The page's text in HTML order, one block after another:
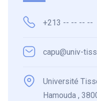
+213 -- -- -- --
capu@univ-
Université
Hamouda ,